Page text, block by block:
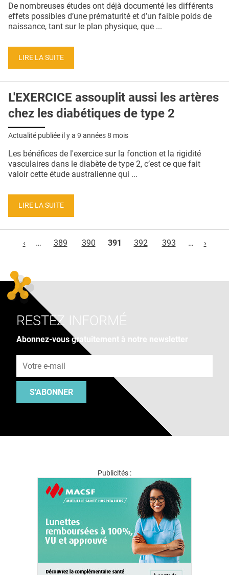
De nombreuses études ont déjà documenté les différents
effets possibles d’une prématurité et d’un faible poids de
naissance, tant sur le plan physique, que ...
LIRE LA SUITE
L'EXERCICE assouplit aussi les artères
chez les diabétiques de type 2
Actualité publiée il y a 9 années 8 mois
Les bénéfices de l'exercice sur la fonction et la rigidité
vasculaires dans le diabète de type 2, c’est ce que fait
valoir cette étude australienne qui ...
LIRE LA SUITE
‹
… 389 390 391 392 393 … ›
RESTEZ INFORMÉ
Abonnez-vous gratuitement à notre newsletter
S'ABONNER
Publicités :